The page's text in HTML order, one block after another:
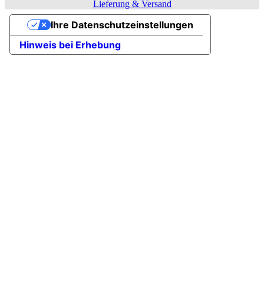
Lieferung & Versand
Hinweis bei Erhebung
Ihre Datenschutzeinstellungen